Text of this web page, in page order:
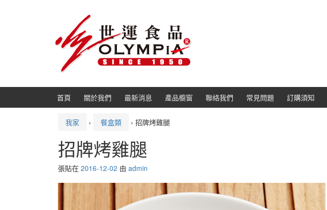
首頁 關於我們 最新消息 產品櫥窗 聯絡我們 常見問題 訂購須知
我家 › 餐盒類 › 招牌烤雞腿
招牌烤雞腿
張貼在 2016-12-02 由 admin